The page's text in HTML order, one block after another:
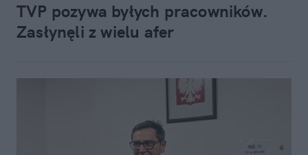
TVP pozywa byłych pracowników.
Zasłynęli z wielu afer